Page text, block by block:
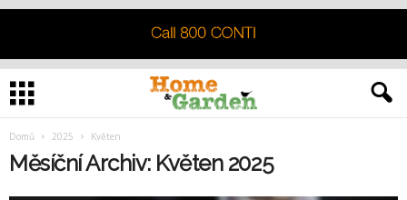
Domů 2025 Květen
Měsíční Archiv: Květen 2025